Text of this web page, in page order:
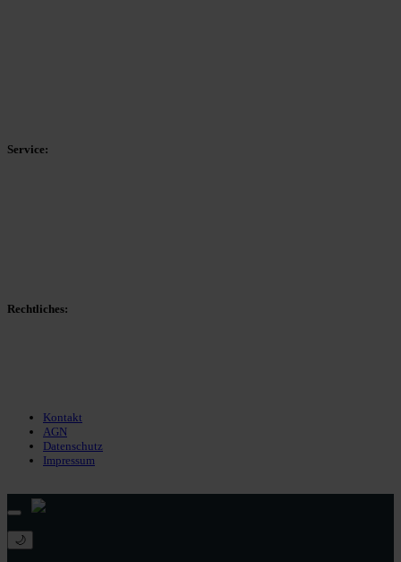
Service:
Rechtliches:
Kontakt
AGN
Datenschutz
Impressum
🌙